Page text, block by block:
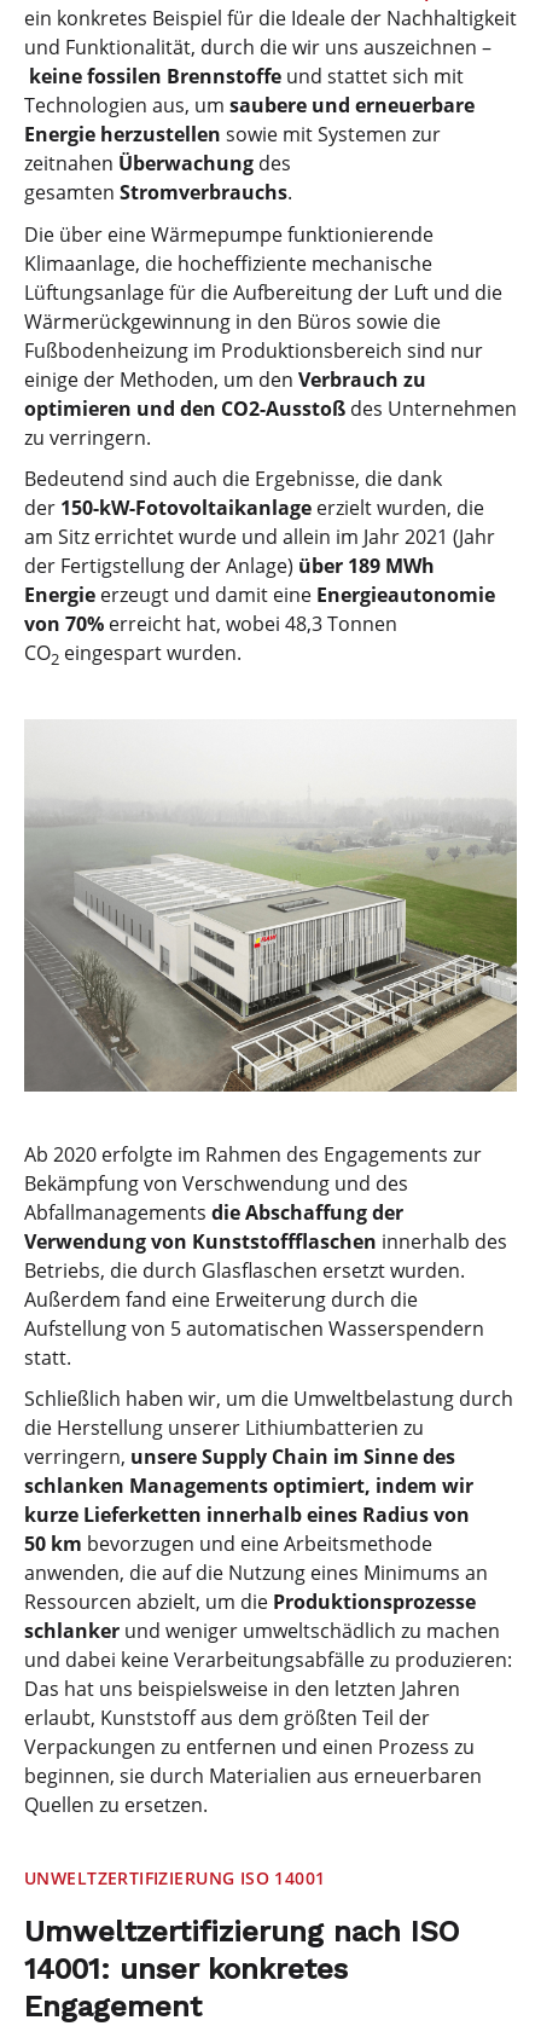
ein konkretes Beispiel für die Ideale der Nachhaltigkeit
und Funktionalität, durch die wir uns auszeichnen –
keine fossilen Brennstoffe und stattet sich mit
Technologien aus, um saubere und erneuerbare
Energie herzustellen sowie mit Systemen zur
zeitnahen Überwachung des
gesamten Stromverbrauchs.
Die über eine Wärmepumpe funktionierende
Klimaanlage, die hocheffiziente mechanische
Lüftungsanlage für die Aufbereitung der Luft und die
Wärmerückgewinnung in den Büros sowie die
Fußbodenheizung im Produktionsbereich sind nur
einige der Methoden, um den Verbrauch zu
optimieren und den CO2-Ausstoß des Unternehmen
zu verringern.
Bedeutend sind auch die Ergebnisse, die dank
der 150-kW-Fotovoltaikanlage erzielt wurden, die
am Sitz errichtet wurde und allein im Jahr 2021 (Jahr
der Fertigstellung der Anlage) über 189 MWh
Energie erzeugt und damit eine Energieautonomie
von 70% erreicht hat, wobei 48,3 Tonnen
CO2 eingespart wurden.
Ab 2020 erfolgte im Rahmen des Engagements zur
Bekämpfung von Verschwendung und des
Abfallmanagements die Abschaffung der
Verwendung von Kunststoffflaschen innerhalb des
Betriebs, die durch Glasflaschen ersetzt wurden.
Außerdem fand eine Erweiterung durch die
Aufstellung von 5 automatischen Wasserspendern
statt.
Schließlich haben wir, um die Umweltbelastung durch
die Herstellung unserer Lithiumbatterien zu
verringern, unsere Supply Chain im Sinne des
schlanken Managements optimiert, indem wir
kurze Lieferketten innerhalb eines Radius von
50 km bevorzugen und eine Arbeitsmethode
anwenden, die auf die Nutzung eines Minimums an
Ressourcen abzielt, um die Produktionsprozesse
schlanker und weniger umweltschädlich zu machen
und dabei keine Verarbeitungsabfälle zu produzieren:
Das hat uns beispielsweise in den letzten Jahren
erlaubt, Kunststoff aus dem größten Teil der
Verpackungen zu entfernen und einen Prozess zu
beginnen, sie durch Materialien aus erneuerbaren
Quellen zu ersetzen.
UNWELTZERTIFIZIERUNG ISO 14001
Umweltzertifizierung nach ISO
14001: unser konkretes
Engagement